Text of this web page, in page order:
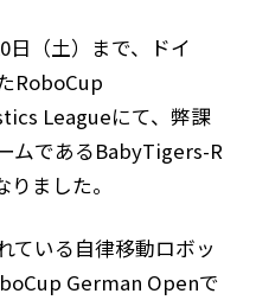
日（土）まで、ドイ
RoboCup
Leagueにて、弊課
ムであるBabyTigers-R
ました。
ている自律移動ロボッ
German Openで